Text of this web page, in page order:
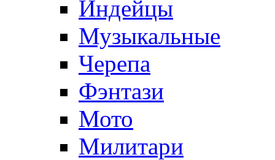
Индейцы
Музыкальные
Черепа
Фэнтази
Мото
Милитари